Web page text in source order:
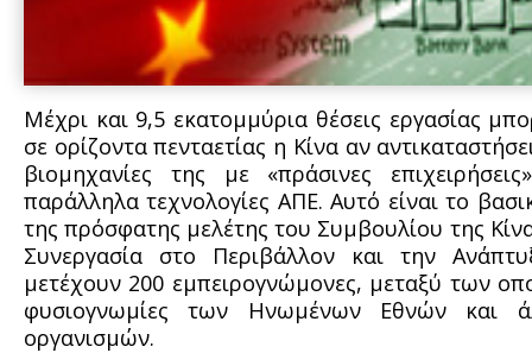
Μέχρι και 9,5 εκατομμύρια θέσεις εργασίας
σε ορίζοντα πενταετίας η Κίνα αν
βιομηχανίες της με «πράσινες
παράλληλα τεχνολογίες ΑΠΕ. Αυτό είναι το
της πρόσφατης μελέτης του Συμβουλίου της
Συνεργασία στο Περιβάλλον και την
μετέχουν 200 εμπειρογνώμονες, μεταξύ των
φυσιογνωμίες των Ηνωμένων Εθνών και
οργανισμών.